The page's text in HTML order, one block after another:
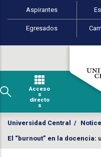
Pasar al contenido principal
Perfiles de
Aspirantes
Egresados
Acceso
s
directo
s
Universidad Central /
El “burnout” en la docencia: